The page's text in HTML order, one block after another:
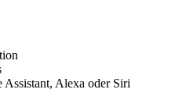
Assistant, Alexa oder Siri